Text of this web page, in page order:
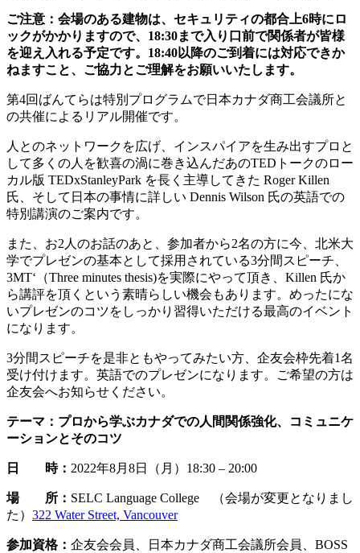
ご注意：会場のある建物は、セキュリティの都合上6時にロ
ックがかかりますので、18:30まで入り口前で関係者が皆様
を迎え入れる予定です。18:40以降のご到着には対応できか
ねますこと、ご協力とご理解をお願いいたします。
第4回ばんてらは特別プログラムで日本カナダ商工会議所と
の共催によるリアル開催です。
人とのネットワークを広げ、インスパイアを生み出すプロと
して多くの人を歓喜の渦に巻き込んだあのTEDトークのロー
カル版 TEDxStanleyPark を長く主導してきた Roger Killen
氏、そして日本の事情に詳しい Dennis Wilson 氏の英語での
特別講演のご案内です。
また、お2人のお話のあと、参加者から2名の方に今、北米大
学でプレゼンの基本として採用されている3分間スピーチ、
3MT‘（Three minutes thesis)を実際にやって頂き、Killen 氏か
ら講評を頂くという素晴らしい機会もあります。めったにな
いプレゼンのコツをしっかり習得いただける最高のイベント
になります。
3分間スピーチを是非ともやってみたい方、企友会枠先着1名
受け付けます。英語でのプレゼンになります。ご希望の方は
企友会へお知らせください。
テーマ：プロから学ぶカナダでの人間関係強化、コミュニケ
ーションとそのコツ
日 時： 2022年8月8日（月）18:30 – 20:00
場 所： SELC Language College （会場が変更となりまし
た） 322 Water Street, Vancouver
参加資格： 企友会会員、日本カナダ商工会議所会員、BOSS